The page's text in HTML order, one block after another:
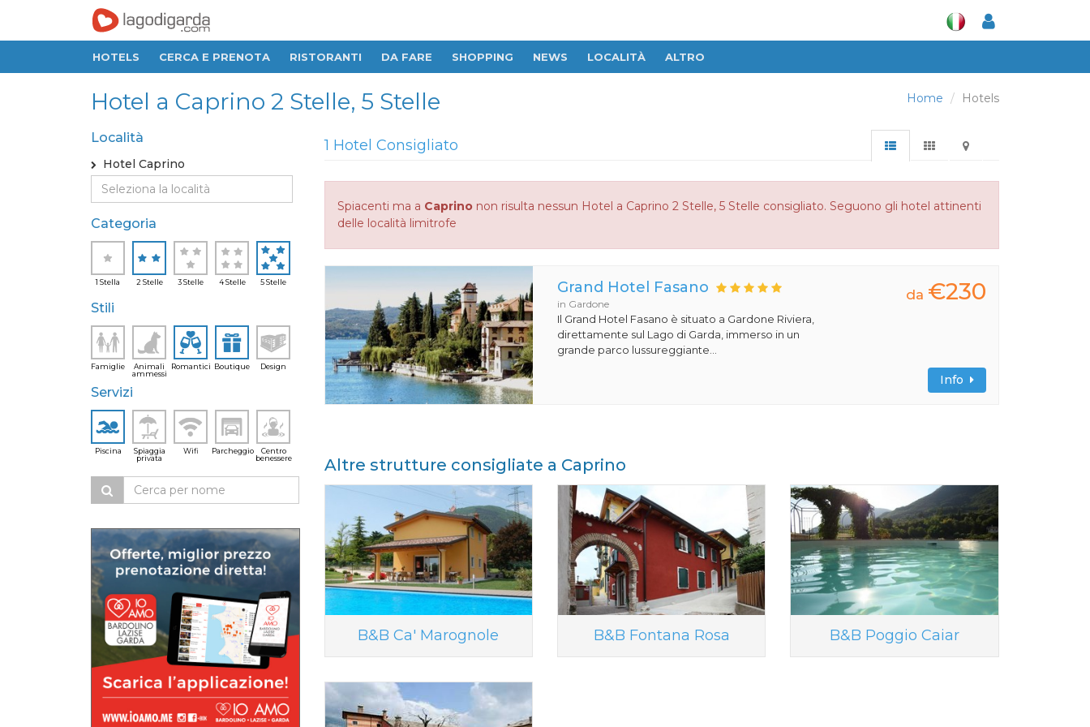
HOTELS CERCA E PRENOTA RISTORANTI DA FARE SHOPPING NEWS LOCALITÀ ALTRO
Home Hotels
Hotel a Caprino 2 Stelle, 5 Stelle
Località
Hotel Caprino
Categoria
1 Stella 2 Stelle 3 Stelle 4 Stelle 5 Stelle
Stili
Famiglie
Animali
ammessi
Romantici Boutique Design
Servizi
Piscina
Spiaggia
privata
Wifi Parcheggio
Centro
benessere
1 Hotel Consigliato
Spiacenti ma a Caprinonon risulta nessun Hotel a Caprino 2 Stelle, 5 Stelle consigliato. Seguono gli hotel attinenti
delle località limitrofe
Grand Hotel Fasano
in Gardone
Il Grand Hotel Fasano è situato a Gardone Riviera,
direttamente sul Lago di Garda, immerso in un
grande parco lussureggiante...
da €230
Info
Altre strutture consigliate a Caprino
B&B Ca' Marognole B&B Fontana Rosa B&B Poggio Caiar